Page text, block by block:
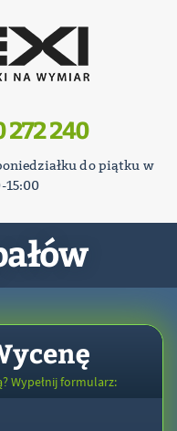
272 240
do piątku w
15:00
Wypełnij formularz: